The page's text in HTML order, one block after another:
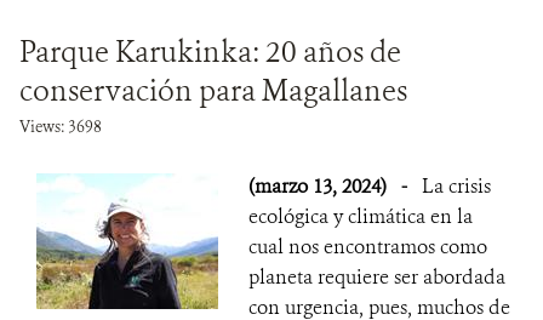
Parque Karukinka: 20 años de
conservación para Magallanes
Views: 3698
(marzo 13, 2024) - La crisis
ecológica y climática en la
cual nos encontramos como
planeta requiere ser abordada
con urgencia, pues, muchos de